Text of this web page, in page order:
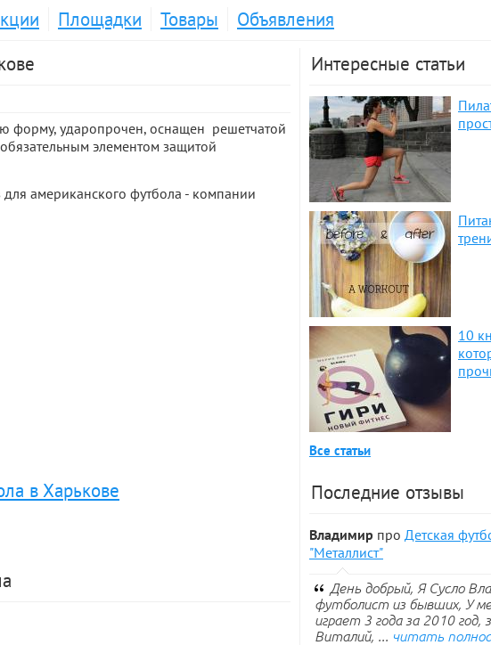
Площадки Товары
Объявления
форму, ударопрочен, оснащен решетчатой
элементом защитой
американского футбола - компании
в Харькове
Интересные статьи
10
Все статьи
Последние отзывы
Владимир про Детская
"Металлист"
День добрый, Я Сусло
футболист из бывших, У
играет 3 года за 2010 год,
Виталий, ... читать